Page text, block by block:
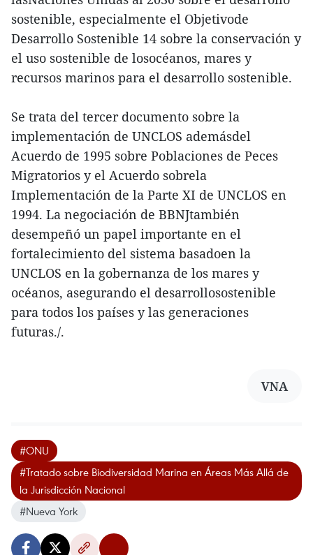
sostenible, especialmente el Objetivode
Desarrollo Sostenible 14 sobre la conservación y
el uso sostenible de losocéanos, mares y
recursos marinos para el desarrollo sostenible.
Se trata del tercer documento sobre la
implementación de UNCLOS ademásdel
Acuerdo de 1995 sobre Poblaciones de Peces
Migratorios y el Acuerdo sobrela
Implementación de la Parte XI de UNCLOS en
1994. La negociación de BBNJtambién
desempeñó un papel importante en el
fortalecimiento del sistema basadoen la
UNCLOS en la gobernanza de los mares y
océanos, asegurando el desarrollosostenible
para todos los países y las generaciones
futuras./.
VNA
#ONU
#Tratado sobre Biodiversidad Marina en Áreas Más Allá de
la Jurisdicción Nacional
#Nueva York